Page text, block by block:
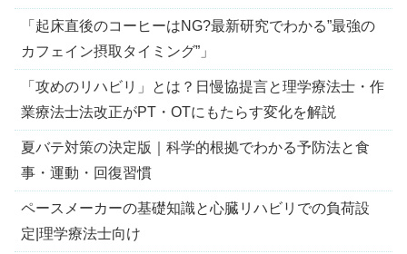
「起床直後のコーヒーはNG?最新研究でわかる”最強の
カフェイン摂取タイミング”」
「攻めのリハビリ」とは？日慢協提言と理学療法士・作
業療法士法改正がPT・OTにもたらす変化を解説
夏バテ対策の決定版｜科学的根拠でわかる予防法と食
事・運動・回復習慣
ペースメーカーの基礎知識と心臓リハビリでの負荷設
定|理学療法士向け